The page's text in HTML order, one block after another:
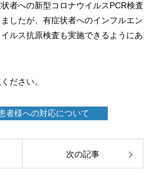
者への新型コロナウイルスPCR検査
したが、有症状者へのインフルエン
ルス抗原検査も実施できるようにあ
ださい。
者様への対応について
次の記事